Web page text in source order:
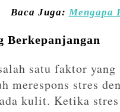
Baca Juga: Mengapa
Berkepanjangan
satu faktor
merespons stres
kulit. Ketika